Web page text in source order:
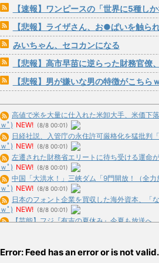
【速報】ワンピースの「世界に5種しか
【悲報】ライザさん、お●ぱいを触ら
みいちゃん、セコカンになる
【悲報】高市早苗に逆らった財務官僚
【悲報】男が嫌いな男の特徴がこちら
高値で米を大量に仕入れた米卸大手、米価下
ｗﾟ) NEW! (8/8 00:01)
日経社説、入管庁の永住許可厳格化を猛批判
ｗﾟ) NEW! (8/8 00:01)
左遷された財務省エリートに待ち受ける運命
ｗﾟ) NEW! (8/8 00:01)
中国「大洪水！」三峡ダム「9門開放！（全
ｗﾟ) NEW! (8/8 00:01)
日本のフォント企業を買収した海外資本、「
ｗﾟ) NEW! (8/8 00:01)
【芸能】フジ『有吉の夏休み』今夏も放送へ
23:39)
Error: Feed has an error or is not valid.